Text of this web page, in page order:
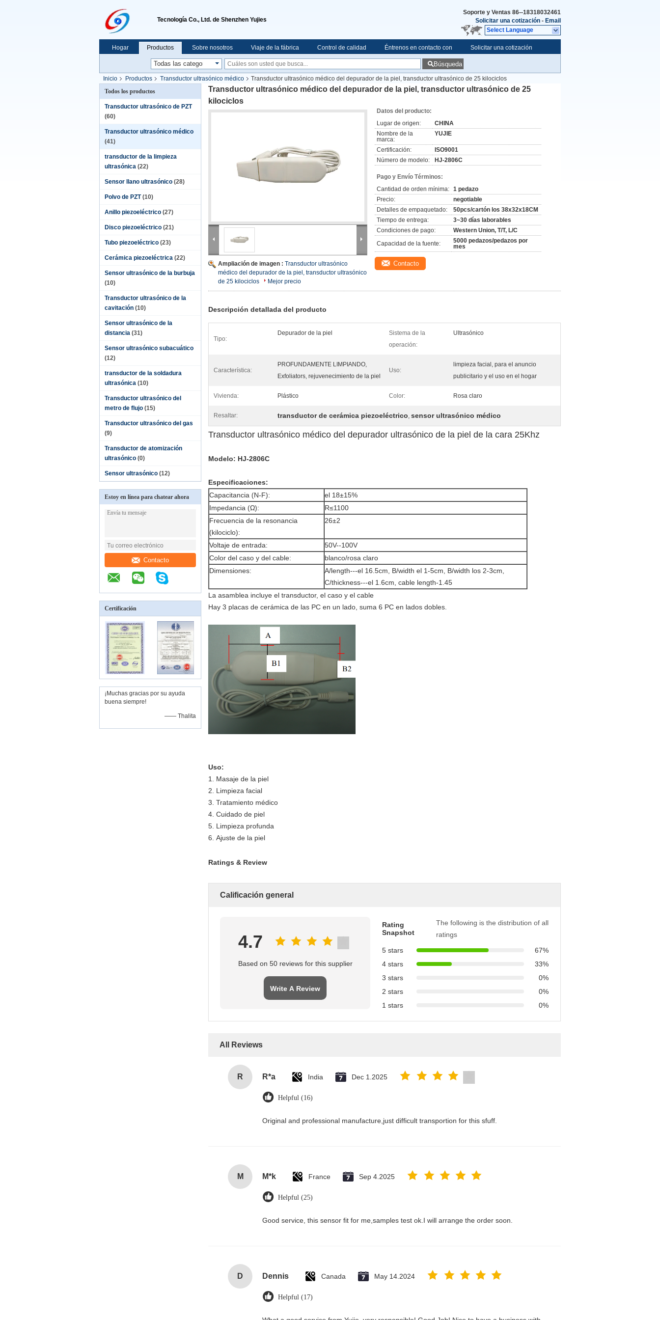
Tecnología Co., Ltd. de Shenzhen Yujies
Soporte y Ventas 86--18318032461
Solicitar una cotización - Email
Select Language
Hogar Productos Sobre nosotros Viaje de la fábrica Control de calidad Éntrenos en contacto con Solicitar una cotización
Búsqueda
Inicio Productos Transductor ultrasónico médico
Transductor ultrasónico médico del depurador de la piel, transductor ultrasónico de 25 kilociclos
Todos los productos
Transductor ultrasónico de PZT
(60)
Transductor ultrasónico médico
(41)
transductor de la limpieza
ultrasónica (22)
Sensor llano ultrasónico (28)
Polvo de PZT (10)
Anillo piezoeléctrico (27)
Disco piezoeléctrico (21)
Tubo piezoeléctrico (23)
Cerámica piezoeléctrica (22)
Sensor ultrasónico de la burbuja
(10)
Transductor ultrasónico de la
cavitación (10)
Sensor ultrasónico de la
distancia (31)
Sensor ultrasónico subacuático
(12)
transductor de la soldadura
ultrasónica (10)
Transductor ultrasónico del
metro de flujo (15)
Transductor ultrasónico del gas
(9)
Transductor de atomización
ultrasónico (0)
Sensor ultrasónico (12)
Estoy en línea para chatear ahora
Contacto
Certificación
¡Muchas gracias por su ayuda
buena siempre!
—— Thalita
Transductor ultrasónico médico del depurador de la piel, transductor ultrasónico de 25
kilociclos
Ampliación de imagen : Transductor ultrasónico
médico del depurador de la piel, transductor ultrasónico
de 25 kilociclos
Mejor precio
Datos del producto:
Lugar de origen:
CHINA
Nombre de la
marca:
YUJIE
Certificación:
ISO9001
Número de modelo:
HJ-2806C
Pago y Envío Términos:
Cantidad de orden mínima: 1 pedazo
Precio:
negotiable
Detalles de empaquetado:
50pcs/cartón los 38x32x18CM
Tiempo de entrega:
3~30 días laborables
Condiciones de pago:
Western Union, T/T, L/C
Capacidad de la fuente:
5000 pedazos/pedazos por
mes
Contacto
Descripción detallada del producto
Tipo:
Depurador de la piel
Sistema de la
operación:
Ultrasónico
Característica:
PROFUNDAMENTE LIMPIANDO,
Exfoliators, rejuvenecimiento de la piel
Uso:
limpieza facial, para el anuncio
publicitario y el uso en el hogar
Vivienda: Plástico Color: Rosa claro
Resaltar: transductor de cerámica piezoeléctrico, sensor ultrasónico médico
Transductor ultrasónico médico del depurador ultrasónico de la piel de la cara 25Khz
Modelo: HJ-2806C
Especificaciones:
Capacitancia (N-F):
el 18±15%
Impedancia (Ω):
R≤1100
Frecuencia de la resonancia
(kilociclo):
26±2
Voltaje de entrada:
50V--100V
Color del caso y del cable:
blanco/rosa claro
Dimensiones:
A/length---el 16.5cm, B/width el 1-5cm, B/width los 2-3cm,
C/thickness---el 1.6cm, cable length-1.45
La asamblea incluye el transductor, el caso y el cable
Hay 3 placas de cerámica de las PC en un lado, suma 6 PC en lados dobles.
Uso:
1. Masaje de la piel
2. Limpieza facial
3. Tratamiento médico
4. Cuidado de piel
5. Limpieza profunda
6. Ajuste de la piel
Ratings & Review
Calificación general
4.7
Based on 50 reviews for this supplier
Write A Review
Rating
Snapshot
The following is the distribution of all
ratings
5 stars
67%
4 stars
33%
3 stars
0%
2 stars
0%
1 stars
0%
All Reviews
R R*a India Dec 1.2025
Helpful (16)
Original and professional manufacture,just difficult transportion for this sfuff.
M M*k France Sep 4.2025
Helpful (25)
Good service, this sensor fit for me,samples test ok.I will arrange the order soon.
D Dennis Canada May 14.2024
Helpful (17)